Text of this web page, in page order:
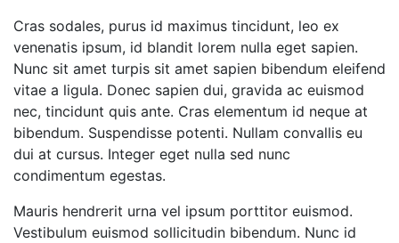
Cras sodales, purus id maximus tincidunt, leo ex
venenatis ipsum, id blandit lorem nulla eget sapien.
Nunc sit amet turpis sit amet sapien bibendum eleifend
vitae a ligula. Donec sapien dui, gravida ac euismod
nec, tincidunt quis ante. Cras elementum id neque at
bibendum. Suspendisse potenti. Nullam convallis eu
dui at cursus. Integer eget nulla sed nunc
condimentum egestas.
Mauris hendrerit urna vel ipsum porttitor euismod.
Vestibulum euismod sollicitudin bibendum. Nunc id